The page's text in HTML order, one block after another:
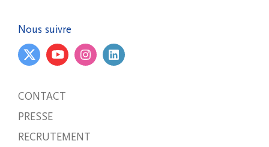
Nous suivre
CONTACT
PRESSE
RECRUTEMENT